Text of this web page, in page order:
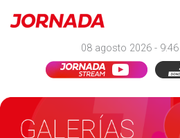
08 agosto 2026 - 9:46